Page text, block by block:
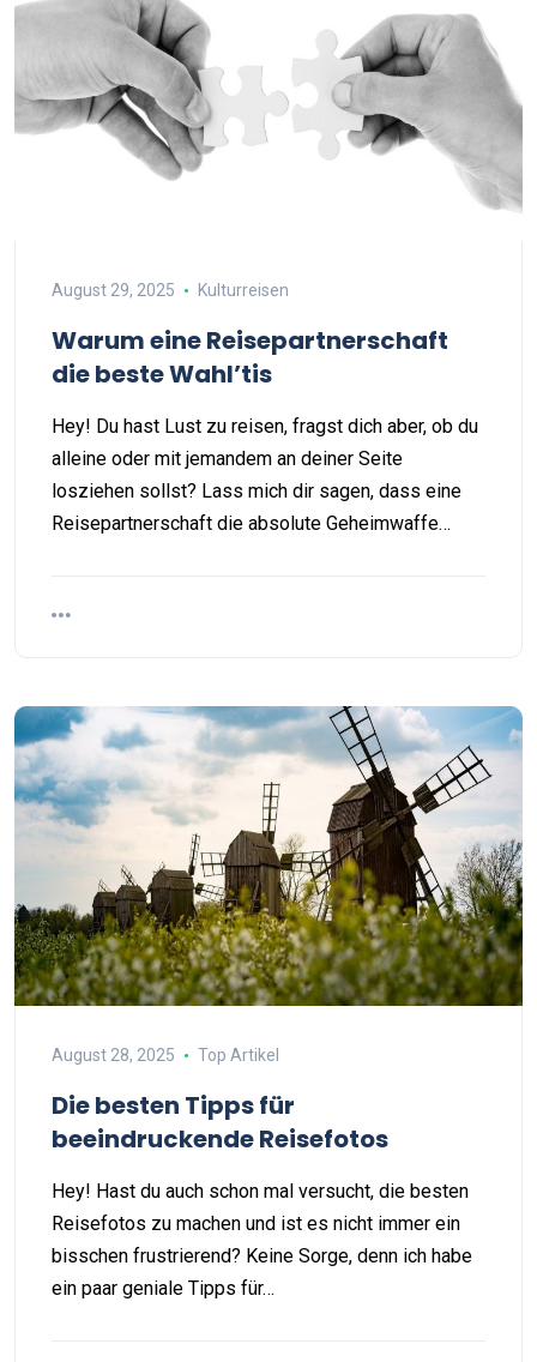
August 29, 2025 Kulturreisen
Warum eine Reisepartnerschaft
die beste Wahl’tis
Hey! Du hast Lust zu reisen, fragst dich aber, ob du
alleine oder mit jemandem an deiner Seite
losziehen sollst? Lass mich dir sagen, dass eine
Reisepartnerschaft die absolute Geheimwaffe…
August 28, 2025 Top Artikel
Die besten Tipps für
beeindruckende Reisefotos
Hey! Hast du auch schon mal versucht, die besten
Reisefotos zu machen und ist es nicht immer ein
bisschen frustrierend? Keine Sorge, denn ich habe
ein paar geniale Tipps für…